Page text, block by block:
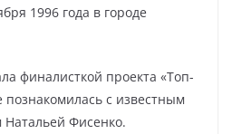
1996 года в городе
финалисткой проекта «Топ-
познакомилась с известным
Натальей Фисенко.